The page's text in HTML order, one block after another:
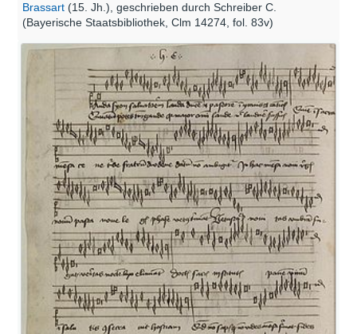
Brassart (15. Jh.), geschrieben durch Schreiber C.
(Bayerische Staatsbibliothek, Clm 14274, fol. 83v)